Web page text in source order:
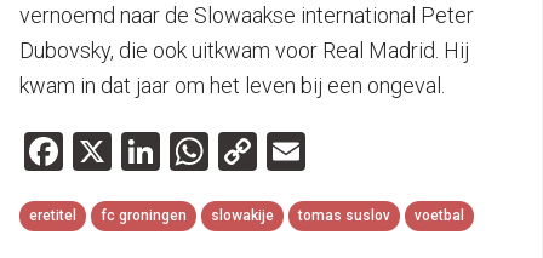
vernoemd naar de Slowaakse international Peter
Dubovsky, die ook uitkwam voor Real Madrid. Hij
kwam in dat jaar om het leven bij een ongeval.
Facebook
X LinkedIn
WhatsApp
Copy
Link
eretitel fc groningen slowakije tomas suslov voetbal